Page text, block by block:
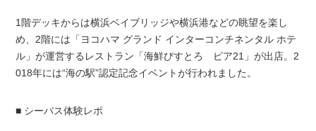
1階デッキからは横浜ベイブリッジや横浜港などの眺望を楽し
め、2階には「ヨコハマ グランド インターコンチネンタル ホテ
ル」が運営するレストラン「海鮮びすとろ ピア21」が出店。2
018年には“海の駅”認定記念イベントが行われました。
■ シーバス体験レポ